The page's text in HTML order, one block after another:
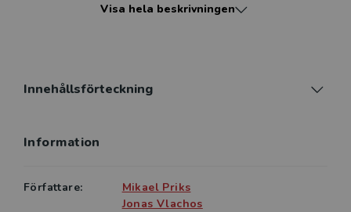
Oavsett om man tänker sig en framtid inom näringsliv
Visa hela beskrivningen
Innehållsförteckning
Information
Författare:
Mikael Priks
Jonas Vlachos